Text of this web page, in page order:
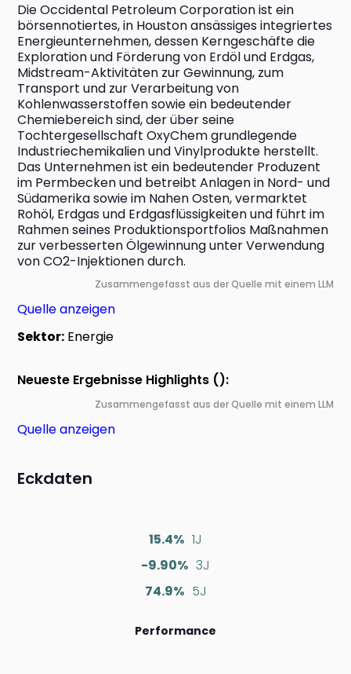
Die Occidental Petroleum Corporation ist ein
börsennotiertes, in Houston ansässiges integriertes
Energieunternehmen, dessen Kerngeschäfte die
Exploration und Förderung von Erdöl und Erdgas,
Midstream-Aktivitäten zur Gewinnung, zum
Transport und zur Verarbeitung von
Kohlenwasserstoffen sowie ein bedeutender
Chemiebereich sind, der über seine
Tochtergesellschaft OxyChem grundlegende
Industriechemikalien und Vinylprodukte herstellt.
Das Unternehmen ist ein bedeutender Produzent
im Permbecken und betreibt Anlagen in Nord- und
Südamerika sowie im Nahen Osten, vermarktet
Rohöl, Erdgas und Erdgasflüssigkeiten und führt im
Rahmen seines Produktionsportfolios Maßnahmen
zur verbesserten Ölgewinnung unter Verwendung
von CO2-Injektionen durch.
Zusammengefasst aus der Quelle mit einem LLM
Quelle anzeigen
Sektor: Energie
Neueste Ergebnisse Highlights ():
Zusammengefasst aus der Quelle mit einem LLM
Quelle anzeigen
Eckdaten
15.4% 1J
-9.90% 3J
74.9% 5J
Performance